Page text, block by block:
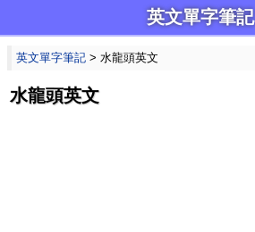
英文單字筆記
英文單字筆記 > 水龍頭英文
水龍頭英文